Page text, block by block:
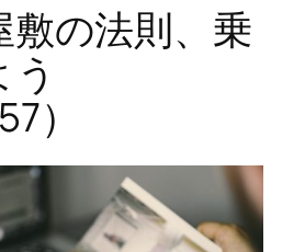
敷の法則、乗
）